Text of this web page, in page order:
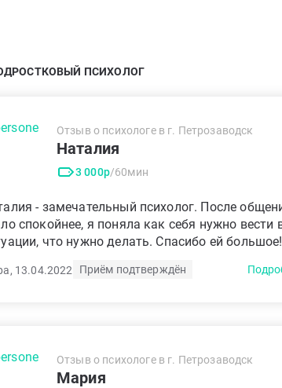
ПСИХОЛОГ
Отзыв о психологе в г. Петрозаводск
Наталия
3 000р/60мин
- замечательный психолог. После
спокойнее, я поняла как себя нужно вести
что нужно делать. Спасибо ей большое!
13.04.2022 Приём подтверждён
Отзыв о психологе в г. Петрозаводск
Мария